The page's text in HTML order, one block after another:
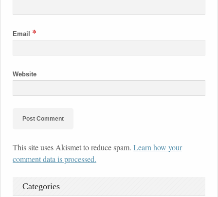
Email *
Website
This site uses Akismet to reduce spam. Learn how your
comment data is processed.
Categories